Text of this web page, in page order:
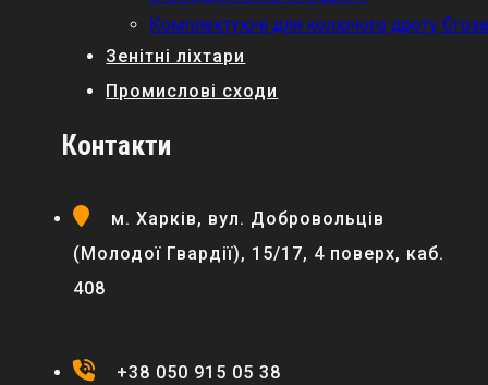
Комплектуючі для колючого дроту Єгоза
Зенітні ліхтари
Промислові сходи
Контакти
м. Харків, вул. Добровольців
(Молодої Гвардії), 15/17, 4 поверх, каб.
408
+38 050 915 05 38